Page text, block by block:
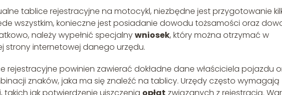
tablice rejestracyjne na motocykl, niezbędne jest przygotowanie
wszystkim, konieczne jest posiadanie dowodu tożsamości oraz
należy wypełnić specjalnywniosek, który można otrzymać w
strony internetowej danego urzędu.
rejestracyjne powinien zawierać dokładne dane właściciela pojazdu
znaków, jaka ma się znaleźć na tablicy. Urzędy często wymagają
jak potwierdzenie uiszczenia opłat związanych z rejestracją.